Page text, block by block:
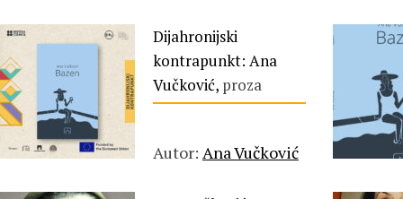
Dijahronijski
kontrapunkt: Ana
Vučković, proza
Autor: Ana Vučković